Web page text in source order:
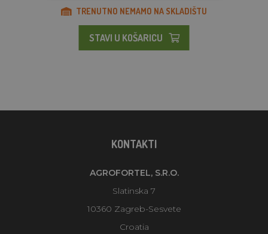
TRENUTNO NEMAMO NA SKLADIŠTU
STAVI U KOŠARICU
KONTAKTI
AGROFORTEL, S.R.O.
Slatinska 7
10360 Zagreb-Sesvete
Croatia